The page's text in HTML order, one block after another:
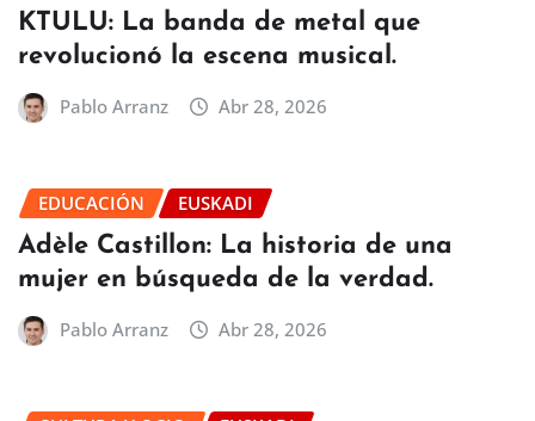
KTULU: La banda de metal que
revolucionó la escena musical.
Pablo Arranz Abr 28, 2026
EDUCACIÓN EUSKADI
Adèle Castillon: La historia de una
mujer en búsqueda de la verdad.
Pablo Arranz Abr 28, 2026